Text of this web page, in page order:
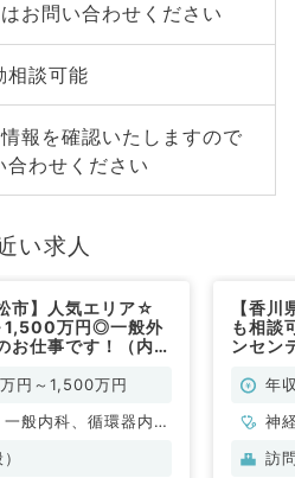
お問い合わせください
相談可能
報を確認いたしますので
合わせください
い求人
市】人気エリア☆
1,500万円◎一般外
お仕事です！（内科
円～1,500万円
般内科、循環器内
科、消化器内科、内
【香
も相談
ンセン
問診年
神
科
訪